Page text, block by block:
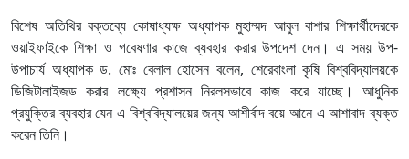
বিশেষ অতিথির বক্তব্যে কোষাধ্যক্ষ অধ্যাপক মুহাম্মদ আবুল বাশার শিক্ষার্থীদেরকে
ওয়াইফাইকে শিক্ষা ও গবেষণার কাজে ব্যবহার করার উপদেশ দেন। এ সময় উপ-
উপাচার্য অধ্যাপক ড. মোঃ বেলাল হোসেন বলেন, শেরেবাংলা কৃষি বিশ্ববিদ্যালয়কে
ডিজিটালাইজড করার লক্ষ্যে প্রশাসন নিরলসভাবে কাজ করে যাচ্ছে। আধুনিক
প্রযুক্তির ব্যবহার যেন এ বিশ্ববিদ্যালয়ের জন্য আশীর্বাদ বয়ে আনে এ আশাবাদ ব্যক্ত
করেন তিনি।